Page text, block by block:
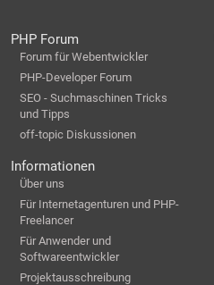
PHP Forum
Forum für Webentwickler
PHP-Developer Forum
SEO - Suchmaschinen Tricks
und Tipps
off-topic Diskussionen
Informationen
Über uns
Für Internetagenturen und PHP-
Freelancer
Für Anwender und
Softwareentwickler
Projektausschreibung